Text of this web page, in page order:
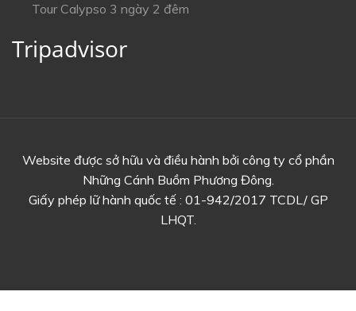
Tour Calypso 3 ngày 2 đêm
Tripadvisor
Website được sở hữu và điều hành bởi công ty cổ phần
Những Cánh Buồm Phương Đông.
Giấy phép lữ hành quốc tế : 01-942/2017 TCDL/ GP
LHQT.